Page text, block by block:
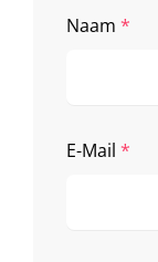
Naam *
E-Mail *